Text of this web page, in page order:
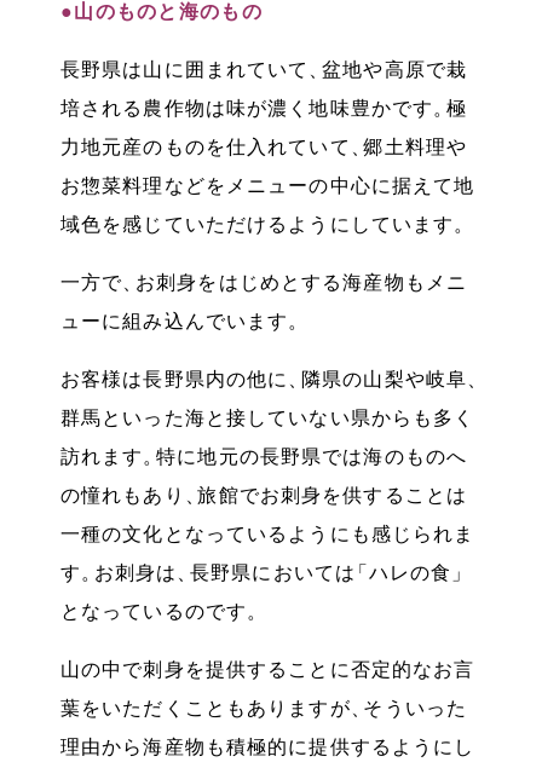
●山のものと海のもの
長野県は山に囲まれていて 、
盆地や高原で栽
培される農作物は味が濃く地味豊かです 。極
力地元産のものを仕入れていて
、
郷土料理や
お惣菜料理などをメニューの中心に据えて地
域色を感じていただけるようにしています 。
一方で 、お刺身をはじめとする海産物もメニ
ューに組み込んでいます 。
お客様は長野県内の他に 、隣県の山梨や岐阜
群馬といった海と接していない県からも多く
訪れます 。特に地元の長野県では海のものへ
の憧れもあり
、
旅館でお刺身を供することは
一種の文化となっているようにも感じられま
す 。お刺身は 、
長野県においては「 ハレの食 」
となっているのです 。
山の中で刺身を提供することに否定的なお言
葉をいただくこともありますが 、そういった
理由から海産物も積極的に提供するようにし